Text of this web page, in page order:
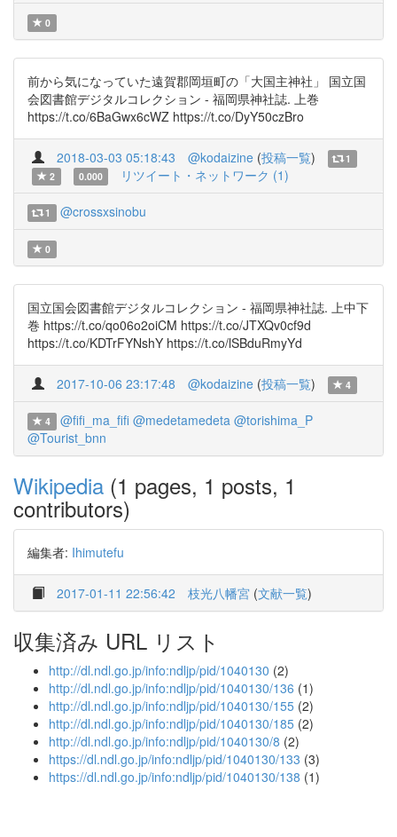
0
前から気になっていた遠賀郡岡垣町の「大国主神社」 国立国
会図書館デジタルコレクション - 福岡県神社誌. 上巻
https://t.co/6BaGwx6cWZ https://t.co/DyY50czBro
2018-03-03 05:18:43 @kodaizine (投稿一覧)
1
2
0.000 リツイート・ネットワーク (1)
1 @crossxsinobu
0
国立国会図書館デジタルコレクション - 福岡県神社誌. 上中下
巻 https://t.co/qo06o2oiCM https://t.co/JTXQv0cf9d
https://t.co/KDTrFYNshY https://t.co/lSBduRmyYd
2017-10-06 23:17:48 @kodaizine (投稿一覧) 4
4 @fifi_ma_fifi @medetamedeta @torishima_P
@Tourist_bnn
Wikipedia (1 pages, 1 posts, 1
contributors)
編集者: Ihimutefu
2017-01-11 22:56:42 枝光八幡宮 (文献一覧)
収集済み URL リスト
http://dl.ndl.go.jp/info:ndljp/pid/1040130 (2)
http://dl.ndl.go.jp/info:ndljp/pid/1040130/136 (1)
http://dl.ndl.go.jp/info:ndljp/pid/1040130/155 (2)
http://dl.ndl.go.jp/info:ndljp/pid/1040130/185 (2)
http://dl.ndl.go.jp/info:ndljp/pid/1040130/8 (2)
https://dl.ndl.go.jp/info:ndljp/pid/1040130/133 (3)
https://dl.ndl.go.jp/info:ndljp/pid/1040130/138 (1)